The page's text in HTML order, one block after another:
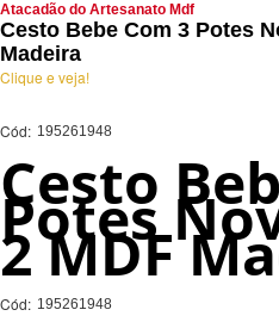
Atacadão do Artesanato Mdf
Cesto Bebe Com 3 Potes
Madeira
Clique e veja!
Cód: 195261948
Cesto
Potes
2 MDF
Cód: 195261948